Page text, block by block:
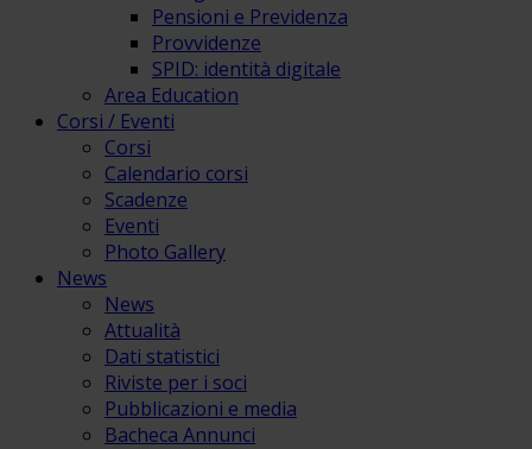
Pensioni e Previdenza
Provvidenze
SPID: identità digitale
Area Education
Corsi / Eventi
Corsi
Calendario corsi
Scadenze
Eventi
Photo Gallery
News
News
Attualità
Dati statistici
Riviste per i soci
Pubblicazioni e media
Bacheca Annunci